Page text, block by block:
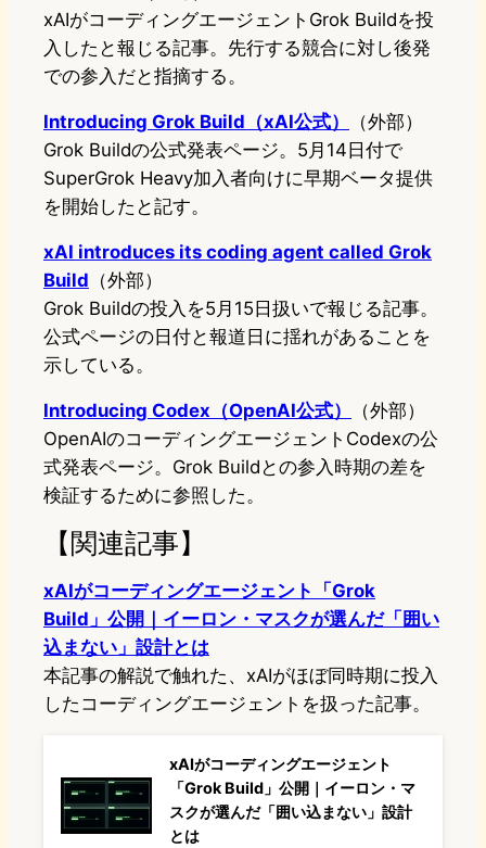
xAIがコーディングエージェントGrok Buildを投
入したと報じる記事。先行する競合に対し後発
での参入だと指摘する。
Introducing Grok Build（xAI公式）
（外部）
Grok Buildの公式発表ページ。5月14日付で
SuperGrok Heavy加入者向けに早期ベータ提供
を開始したと記す。
xAI introduces its coding agent called Grok
Build （外部）
Grok Buildの投入を5月15日扱いで報じる記事。
公式ページの日付と報道日に揺れがあることを
示している。
Introducing Codex（OpenAI公式）
（外部）
OpenAIのコーディングエージェントCodexの公
式発表ページ。Grok Buildとの参入時期の差を
検証するために参照した。
【関連記事】
xAIがコーディングエージェント「Grok
Build」公開｜イーロン・マスクが選んだ「囲い
込まない」設計とは
本記事の解説で触れた、xAIがほぼ同時期に投入
したコーディングエージェントを扱った記事。
xAIがコーディングエージェント
「Grok Build」公開｜イーロン・マ
スクが選んだ「囲い込まない」設計
とは